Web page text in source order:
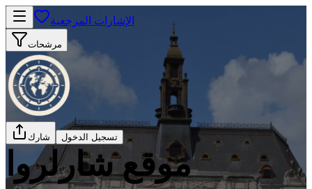
الإشارات المرجعية
مرشحات
شارك تسجيل الدخول
موقع شارلروا